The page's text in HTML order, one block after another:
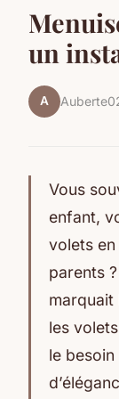
un
A Auberte
Vous
enfant,
volets
parents
marquait
les
le